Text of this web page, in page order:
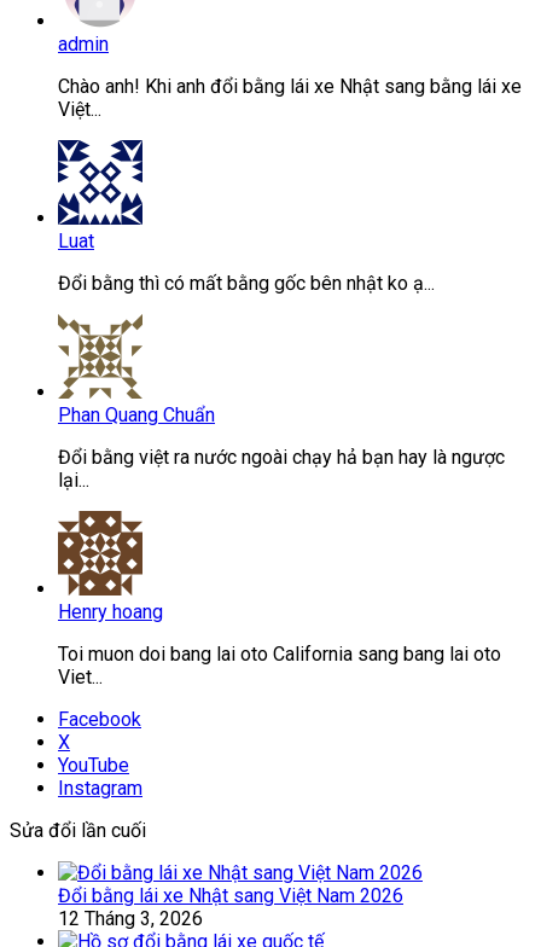
admin
Chào anh! Khi anh đổi bằng lái xe Nhật sang bằng lái xe
Việt...
Luat
Đổi bằng thì có mất bằng gốc bên nhật ko ạ...
Phan Quang Chuẩn
Đổi bằng việt ra nước ngoài chạy hả bạn hay là ngược
lại...
Henry hoang
Toi muon doi bang lai oto California sang bang lai oto
Viet...
Facebook
X
YouTube
Instagram
Sửa đổi lần cuối
Đổi bằng lái xe Nhật sang Việt Nam 2026
12 Tháng 3, 2026